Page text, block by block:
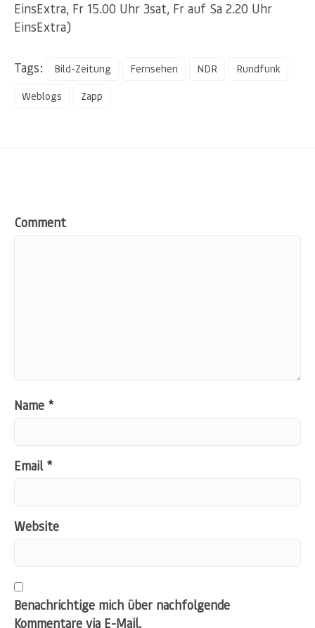
EinsExtra, Fr 15.00 Uhr 3sat, Fr auf Sa 2.20 Uhr
EinsExtra)
Tags: Bild-Zeitung Fernsehen NDR Rundfunk
Weblogs Zapp
Comment
Name *
Email *
Website
Benachrichtige mich über nachfolgende
Kommentare via E-Mail.